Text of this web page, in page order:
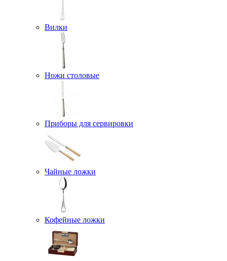
Вилки
Ножи столовые
Приборы для сервировки
Чайные ложки
Кофейные ложки